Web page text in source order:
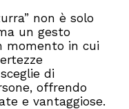
non è solo
un gesto
momento in cui
di
offrendo
e vantaggiose.